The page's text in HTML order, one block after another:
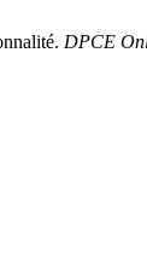
DPCE